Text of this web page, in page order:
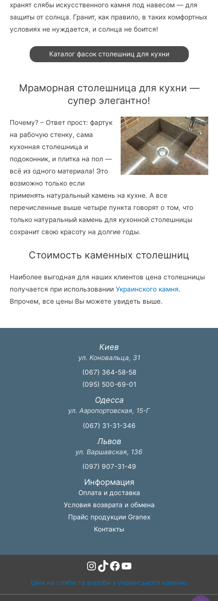
хранят слябы искусственного камня под навесом — для
защиты от солнца. Гранит, как правило, в таких комфортных
условиях не нуждается, и солнца не боится!
Каталог фасок столешниц для кухни
Мраморная столешница для кухни —
супер элегантно!
Почему? – Ответ прост: фартук
на рабочую стенку, сама
кухонная столешница и
подоконник, и плитка на пол —
всё из одного материала! Это
возможно только если
применять натуральный камень на кухне. А все
перечисленные выше четыре пункта говорят о том, что
только натуральный камень для кухонной столешницы
сохранит свою красоту на долгие годы.
Стоимость каменных столешниц
Наиболее выгодная для наших клиентов цена столешницы
получается при использовании Украинского камня.
Впрочем, все цены Вы можете увидеть выше.
Киев
ул. Коновальца, 31
(067) 364-58-58
(095) 500-69-01
Одесса
ул. Аэропортовская, 15-Г
(067) 31-31-346
Львов
ул. Варшавская, 136
(097) 907-31-49
Информация
Оплата и доставка
Условия возврата и обмена
Прайс продукции Granex
Контакты
Instagram
TikTok
Facebook
YouTube
Ціни на сляби та вироби з українського каменю